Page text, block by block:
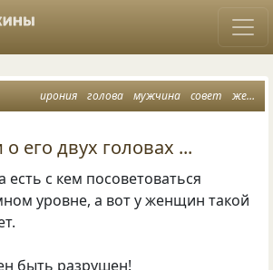
ирония голова мужчина совет женщина
его двух головах ...
есть с кем посоветоваться
уровне, а вот у женщин такой
быть разрушен!